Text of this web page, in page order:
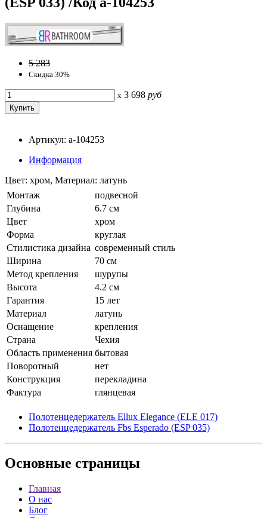
5 283
Скидка 30%
x 3 698 руб
Артикул: a-104253
Информация
Цвет: хром, Материал: латунь
Монтаж
подвесной
Глубина
6.7 см
Цвет
хром
Форма
круглая
Стилистика дизайна современный стиль
Ширина
70 см
Метод крепления
шурупы
Высота
4.2 см
Гарантия
15 лет
Материал
латунь
Оснащение
крепления
Страна
Чехия
Область применения бытовая
Поворотный
нет
Конструкция
перекладина
Фактура
глянцевая
Полотенцедержатель Ellux Elegance (ELE 017)
Полотенцедержатель Fbs Esperado (ESP 035)
Основные страницы
Главная
О нас
Блог